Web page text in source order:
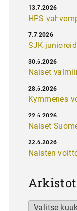
HPS
13.7.2026
SJK-
7.7.2026
Naiset
30.6.2026
Kymmenes
28.6.2026
Naiset
22.6.2026
Naisten
22.6.2026
Arkistot
Arkistot